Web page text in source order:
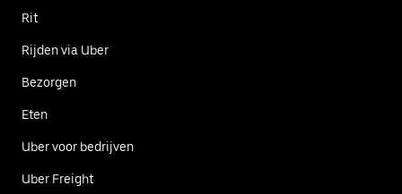
Rit
Rijden via Uber
Bezorgen
Eten
Uber voor bedrijven
Uber Freight